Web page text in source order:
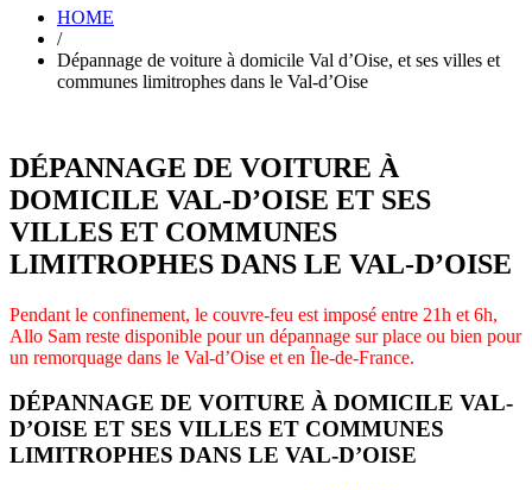
HOME
/
Dépannage de voiture à domicile Val d’Oise, et ses villes et
communes limitrophes dans le Val-d’Oise
DÉPANNAGE DE VOITURE À
DOMICILE VAL-D’OISE ET SES
VILLES ET COMMUNES
LIMITROPHES DANS LE VAL-D’OISE
Pendant le confinement, le couvre-feu est imposé entre 21h et 6h,
Allo Sam reste disponible pour un dépannage sur place ou bien pour
un remorquage dans le Val-d’Oise et en Île-de-France.
DÉPANNAGE DE VOITURE À DOMICILE VAL-
D’OISE ET SES VILLES ET COMMUNES
LIMITROPHES DANS LE VAL-D’OISE